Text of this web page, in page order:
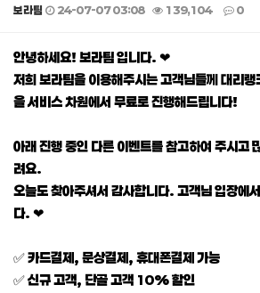
보라팀 24-07-07 03:08 139,104 0
본문
안녕하세요! 보라팀 입니다. ❤
저희 보라팀을 이용해주시는 고객님들께 대리
을 서비스 차원에서 무료로 진행해드립니다!
아래 진행 중인 다른 이벤트를 참고하여 주시고
려요.
오늘도 찾아주셔서 감사합니다. 고객님 입장에
다. ❤
✅ 카드결제, 문상결제, 휴대폰결제 가능
✅ 신규 고객, 단골 고객 10% 할인